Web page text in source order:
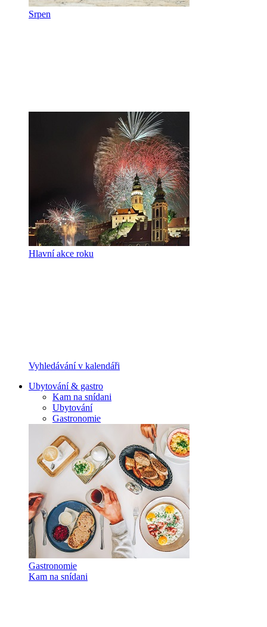
Srpen
Hlavní akce roku
Vyhledávání v kalendáři
Ubytování & gastro
Kam na snídani
Ubytování
Gastronomie
Gastronomie
Kam na snídani